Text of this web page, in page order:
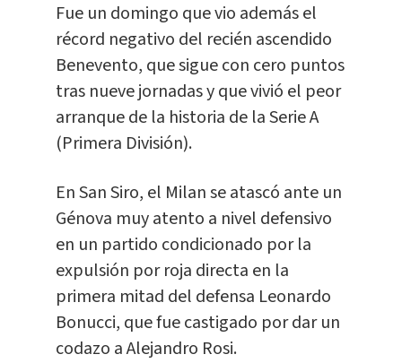
Fue un domingo que vio además el
récord negativo del recién ascendido
Benevento, que sigue con cero puntos
tras nueve jornadas y que vivió el peor
arranque de la historia de la Serie A
(Primera División).
En San Siro, el Milan se atascó ante un
Génova muy atento a nivel defensivo
en un partido condicionado por la
expulsión por roja directa en la
primera mitad del defensa Leonardo
Bonucci, que fue castigado por dar un
codazo a Alejandro Rosi.